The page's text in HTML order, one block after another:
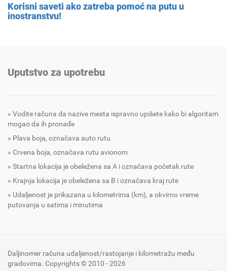
Korisni saveti ako zatreba pomoć na putu u
inostranstvu!
Uputstvo za upotrebu
Vodite računa da nazive mesta ispravno upišete kako bi algoritam
mogao da ih pronađe
Plava boja, označava auto rutu
Crvena boja, označava rutu avionom
Startna lokacija je obeležena sa A i označava početak rute
Krajnja lokacija je obeležena sa B i označava kraj rute
Udaljenost je prikazana u kilometrima (km), a okvirno vreme
putovanja u satima i minutima
Daljinomer računa udaljenost/rastojanje i kilometražu među
gradovima. Copyrights © 2010 - 2026